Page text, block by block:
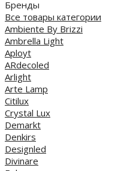
Бренды
Все товары категории
Ambiente By Brizzi
Ambrella Light
Aployt
ARdecoled
Arlight
Arte Lamp
Citilux
Crystal Lux
Demarkt
Denkirs
Designled
Divinare